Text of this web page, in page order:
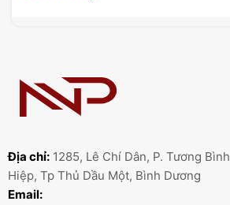
Địa chỉ: 1285, Lê Chí Dân, P. Tương Bình
Hiệp, Tp Thủ Dầu Một, Bình Dương
Email: